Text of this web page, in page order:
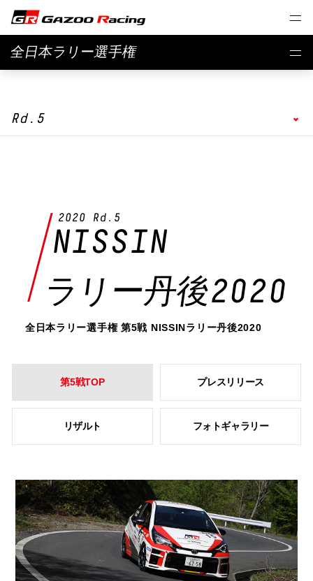
全日本ラリー選⼿権
// 2020 season
Rd.5
2020 Rd.5
NISSIN
ラリー丹後2020
全日本ラリー選手権 第5戦 NISSINラリー丹後2020
第5戦TOP プレスリリース
リザルト フォトギャラリー